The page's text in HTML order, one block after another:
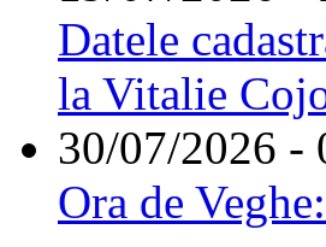
Datele
la Vitalie
30/07/2026 -
Ora de